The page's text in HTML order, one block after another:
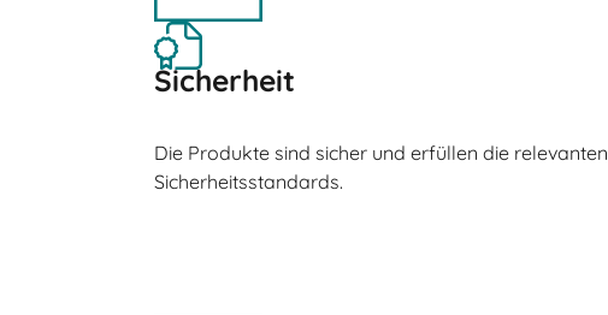
Sicherheit
Die Produkte sind sicher und erfüllen die relevanten
Sicherheitsstandards.